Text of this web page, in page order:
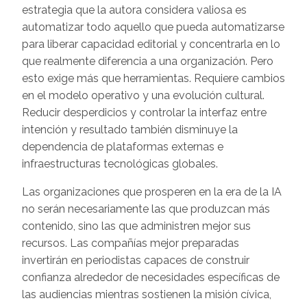
estrategia que la autora considera valiosa es
automatizar todo aquello que pueda automatizarse
para liberar capacidad editorial y concentrarla en lo
que realmente diferencia a una organización. Pero
esto exige más que herramientas. Requiere cambios
en el modelo operativo y una evolución cultural.
Reducir desperdicios y controlar la interfaz entre
intención y resultado también disminuye la
dependencia de plataformas externas e
infraestructuras tecnológicas globales.
Las organizaciones que prosperen en la era de la IA
no serán necesariamente las que produzcan más
contenido, sino las que administren mejor sus
recursos. Las compañías mejor preparadas
invertirán en periodistas capaces de construir
confianza alrededor de necesidades específicas de
las audiencias mientras sostienen la misión cívica,